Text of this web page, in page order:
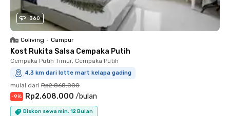
360
Coliving • Campur
Kost Rukita Salsa Cempaka Putih
Cempaka Putih Timur, Cempaka Putih
4.3 km dari lotte mart kelapa gading
mulai dari Rp2.868.000
-9% Rp2.608.000 /bulan
Diskon sewa min. 12 Bulan